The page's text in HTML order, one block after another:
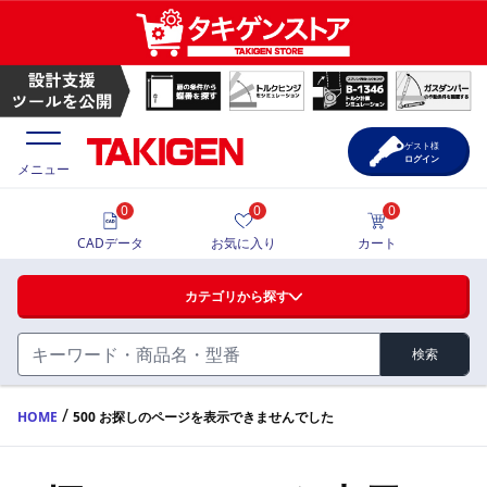
ハンドル・取手・つまみ・周辺機器
FA・A
蝶番・ステー・周辺機器
価格一覧
製品カタログ
メニュー
カテゴリから探す
検索
0
CADデータ
0
お気に入り
0
カート
ゲスト様
ログイン
HOME / 500 お探しのページを表示できませんでした